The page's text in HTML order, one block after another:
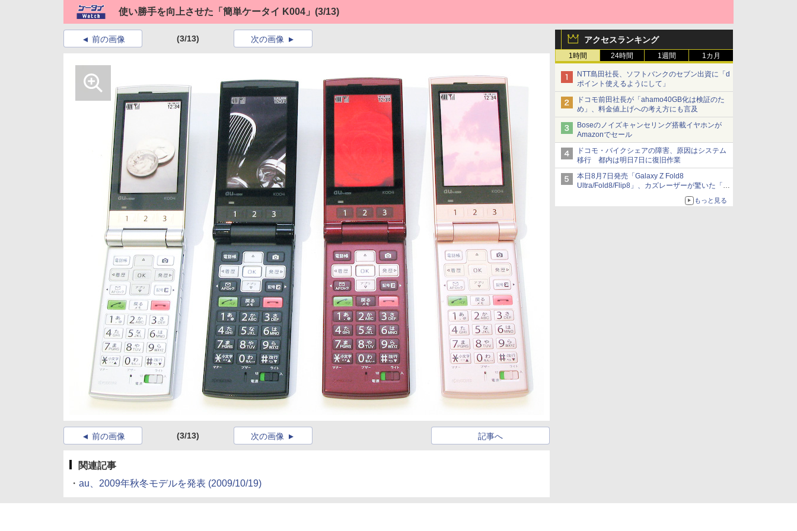
使い勝手を向上させた「簡単ケータイ K004」 (3/13)
アクセスランキング
1時間 24時間 1週間 1カ月
NTT島田社長、ソフトバンクのセブン出資に「d
ポイント使えるようにして」
ドコモ前田社長が「ahamo40GB化は検証のた
め」、料金値上げへの考え方にも言及
Boseのノイズキャンセリング搭載イヤホンが
Amazonでセール
ドコモ・バイクシェアの障害、原因はシステム
移行 都内は明日7日に復旧作業
本日8月7日発売「Galaxy Z Fold8
Ultra/Fold8/Flip8」、カズレーザーが驚いた「そ
もっと見る
前の画像 (3/13) 次の画像
前の画像 (3/13) 記事へ
次の画像
関連記事
・ au、2009年秋冬モデルを発表 (2009/10/19)